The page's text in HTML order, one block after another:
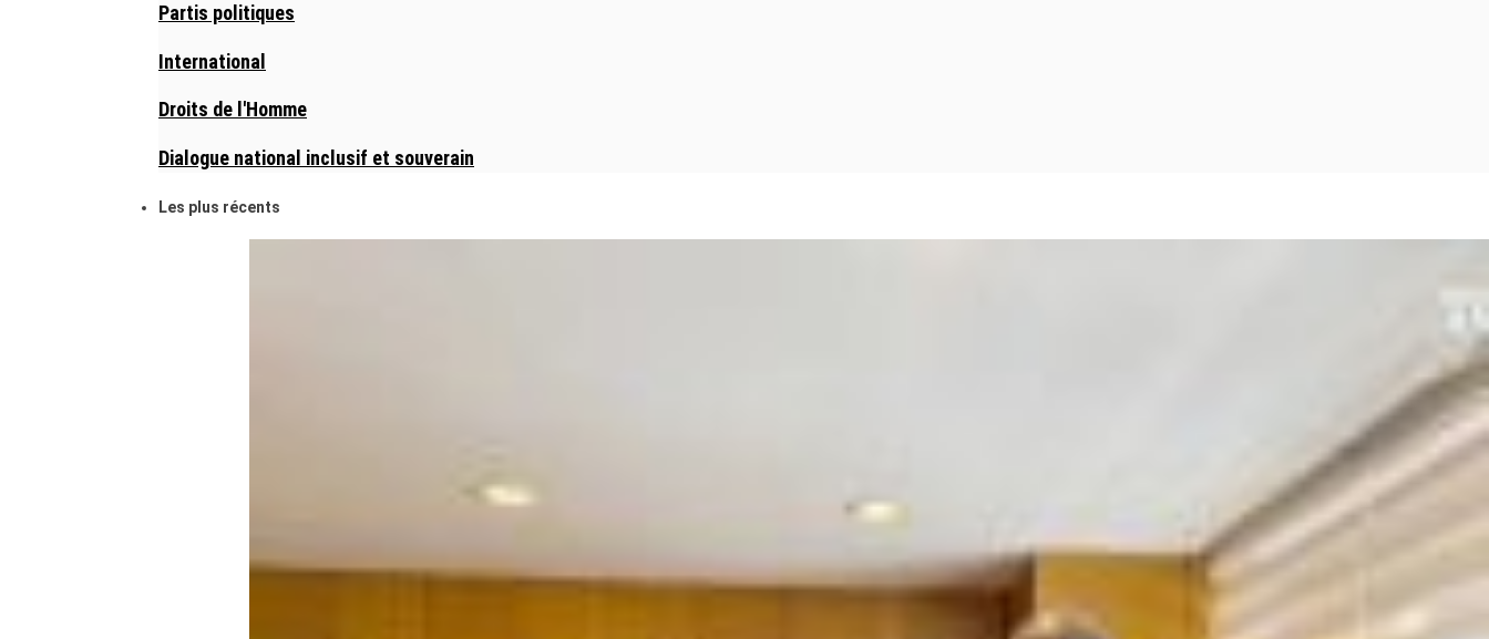
Partis politiques
International
Droits de l'Homme
Dialogue national inclusif et souverain
Les plus récents